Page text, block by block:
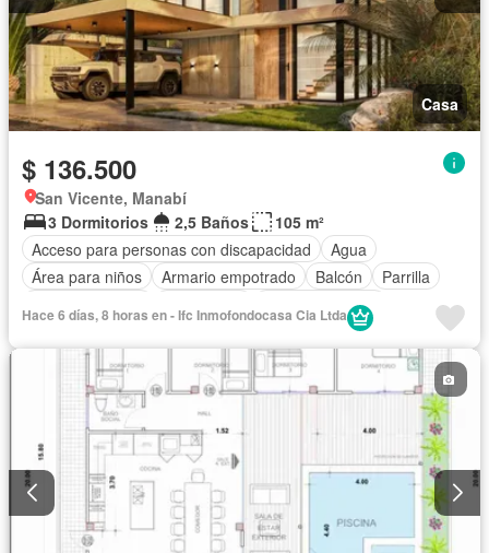
Casa
$ 136.500
San Vicente, Manabí
3 Dormitorios
2,5 Baños
105 m²
Acceso para personas con discapacidad
Agua
Área para niños
Armario empotrado Balcón
Parrilla
Estacionamiento
Conserje
Seguridad
Terraza Sin amoblar
Hace 6 días, 8 horas en - Ifc Inmofondocasa Cia Ltda